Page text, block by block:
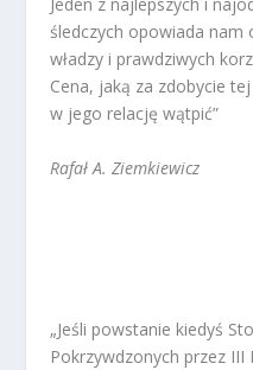
Jeden z najlepszych i
śledczych opowiada nam
władzy i prawdziwych
Cena, jaką za zdobycie
w jego relację wątpić”
Rafał A. Ziemkiewicz
„Jeśli powstanie kiedyś
Pokrzywdzonych przez III